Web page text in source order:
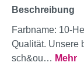
Beschreibung
Farbname: 10-
Qualität. Unsere
sch&ou… Mehr